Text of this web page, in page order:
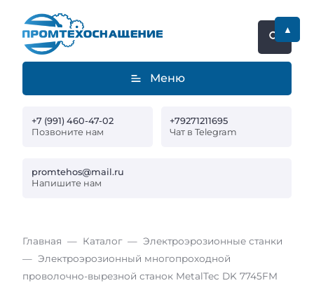
Меню
+7 (991) 460-47-02
Позвоните нам
+79271211695
Чат в Telegram
promtehos@mail.ru
Напишите нам
Главная Каталог
Электроэрозионные станки
Электроэрозионный многопроходной
проволочно-вырезной станок MetalTec DK 7745FМ
▲